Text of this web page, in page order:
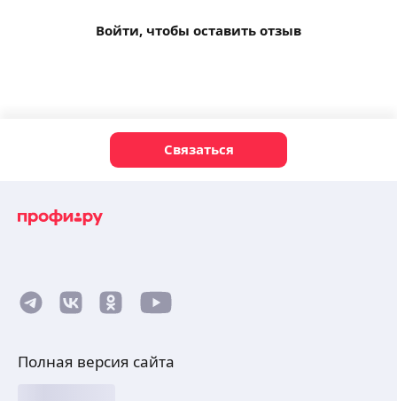
Войти, чтобы оставить отзыв
Связаться
Полная версия сайта